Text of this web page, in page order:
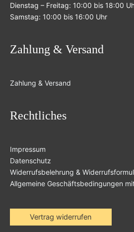
Dienstag – Freitag: 10:00 bis 18:00
Samstag: 10:00 bis 16:00 Uhr
Zahlung & Versand
Zahlung & Versand
Rechtliches
Impressum
Datenschutz
Widerrufsbelehrung &
Allgemeine Geschäftsbedingungen
Vertrag widerrufen